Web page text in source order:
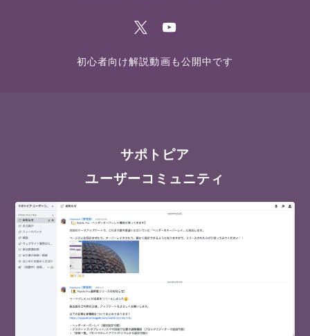
初心者向け解説動画も公開中です
サポトピア
ユーザーコミュニティ